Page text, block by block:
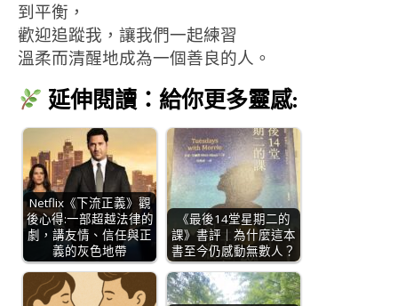
到平衡，
歡迎追蹤我，讓我們一起練習
溫柔而清醒地成為一個善良的人。
延伸閱讀：給你更多靈感:
Netflix《下流正義》觀
後心得:一部超越法律的
劇，講友情、信任與正
義的灰色地帶
《最後14堂星期二的
課》書評｜為什麼這本
書至今仍感動無數人？